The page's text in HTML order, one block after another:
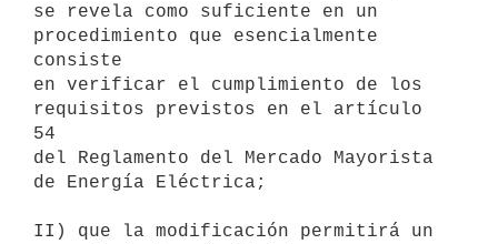
se revela como suficiente en un
procedimiento que esencialmente
consiste
en verificar el cumplimiento de los
requisitos previstos en el artículo
54
del Reglamento del Mercado Mayorista
de Energía Eléctrica;
II) que la modificación permitirá un